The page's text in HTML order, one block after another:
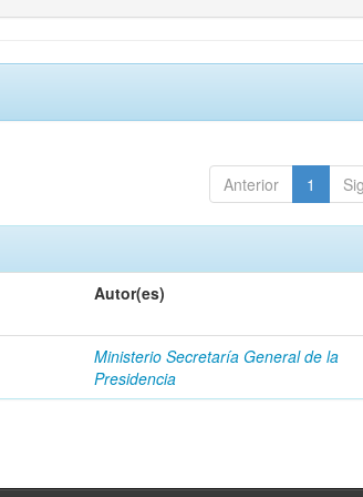
Anterior 1
Autor(es)
Ministerio Secretaría General de la
Presidencia